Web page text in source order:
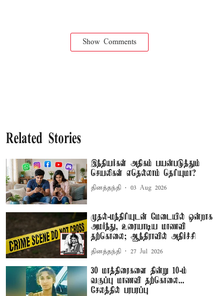
Show Comments
Related Stories
இந்தியர்கள் அதிகம் பயன்படுத்தும்
செயலிகள் எதெல்லாம் தெரியுமா?
தினத்தந்தி 03 Aug 2026
முதல்-மந்திரியுடன் மேடையில் ஒன்றாக
அமர்ந்து, உரையாடிய மாணவி
தற்கொலை; ஆந்திராவில் அதிர்ச்சி
தினத்தந்தி 27 Jul 2026
30 மாத்திரைகளை தின்று 10-ம்
வகுப்பு மாணவி தற்கொலை...
சேலத்தில் பரபரப்பு